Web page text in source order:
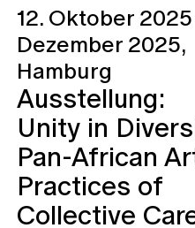
12. Oktober
Dezember 2025,
Hamburg
Ausstellung:
Unity in
Pan-African
Practices of
Collective